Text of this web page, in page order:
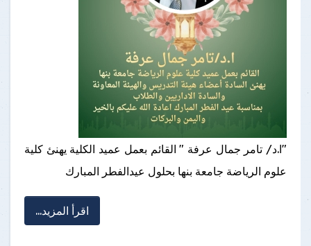
"ا.د/ تامر جمال عرفة " القائم بعمل عميد الكلية يهنئ كلية
علوم الرياضة جامعة بنها بحلول عيدالفطر المبارك
اقرأ المزيد...